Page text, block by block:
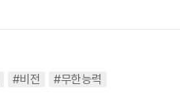
#비전 #무한능력